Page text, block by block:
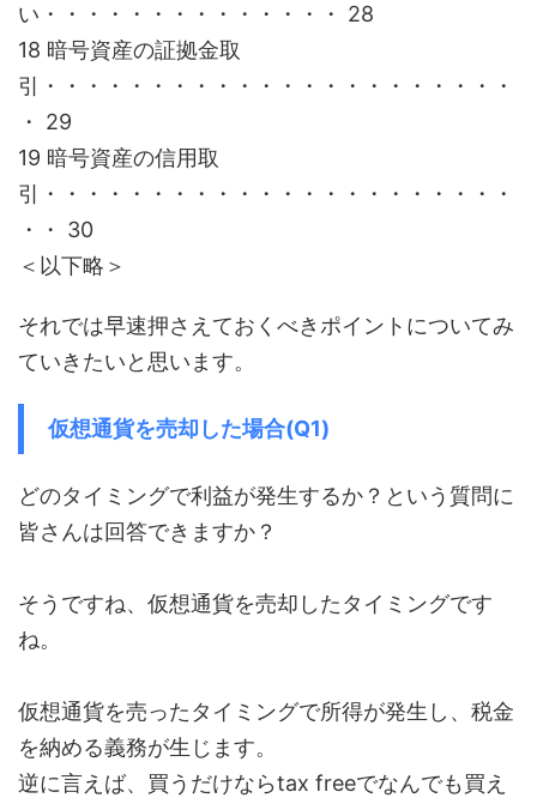
い・・・・・・・・・・・・・・ 28
18 暗号資産の証拠金取
引・・・・・・・・・・・・・・・・・・・・・・
・ 29
19 暗号資産の信用取
引・・・・・・・・・・・・・・・・・・・・・・
・・ 30
＜以下略＞
それでは早速押さえておくべきポイントについてみ
ていきたいと思います。
仮想通貨を売却した場合(Q1)
どのタイミングで利益が発生するか？という質問に
皆さんは回答できますか？
そうですね、 仮想通貨を売却したタイミングです
ね。
仮想通貨を売ったタイミングで所得が発生し、税金
を納める義務が生じます。
逆に言えば、買うだけならtax freeでなんでも買え